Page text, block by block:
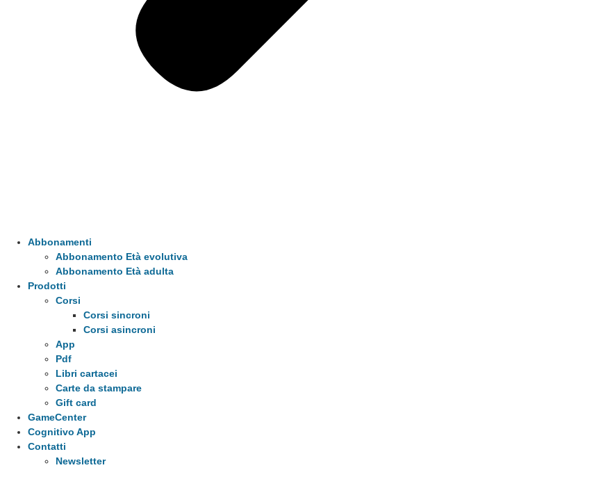
Abbonamenti
Abbonamento Età evolutiva
Abbonamento Età adulta
Prodotti
Corsi
Corsi sincroni
Corsi asincroni
App
Pdf
Libri cartacei
Carte da stampare
Gift card
GameCenter
Cognitivo App
Contatti
Newsletter